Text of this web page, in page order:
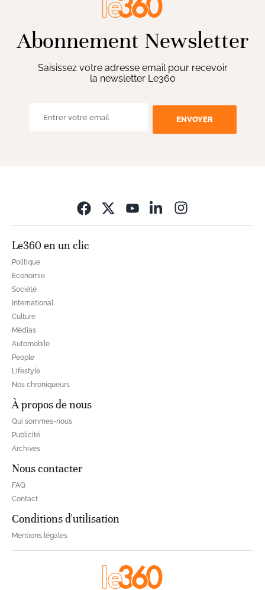
Abonnement Newsletter
Saisissez votre adresse email pour recevoir
la newsletter Le360
ENVOYER
Le360 en un clic
Politique
Economie
Société
International
Culture
Médias
Automobile
People
Lifestyle
Nos chroniqueurs
À propos de nous
Qui sommes-nous
Publicité
Archives
Nous contacter
FAQ
Contact
Conditions d'utilisation
Mentions légales